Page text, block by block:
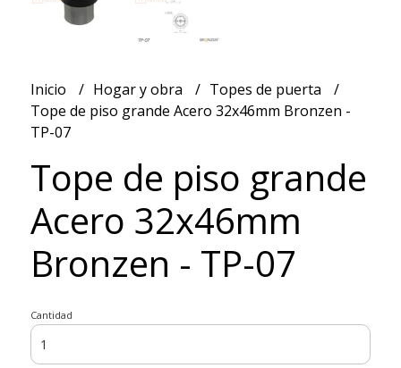
Inicio Hogar y obra
Topes de puerta
Tope de piso grande Acero 32x46mm Bronzen -
TP-07
Tope de piso grande
Acero 32x46mm
Bronzen - TP-07
Cantidad